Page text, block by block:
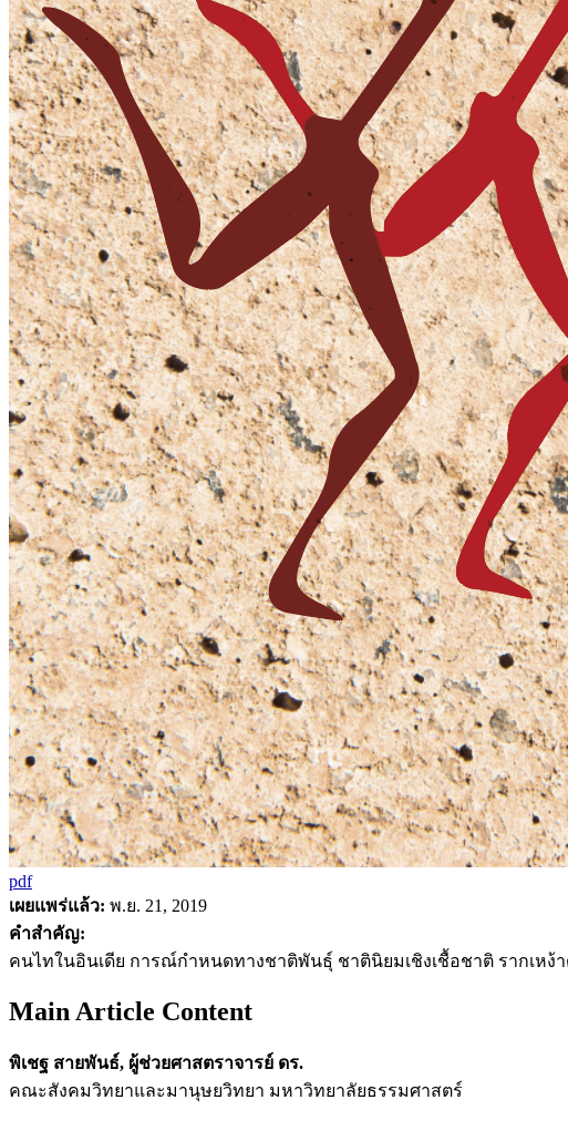
pdf
เผยแพร่แล้ว: พ.ย. 21, 2019
คำสำคัญ:
คนไทในอินเดีย การณ์กำหนดทางชาติพันธุ์ ชาตินิยมเชิงเชื้อชาติ รากเหง้า
Main Article Content
พิเชฐ สายพันธ์, ผู้ช่วยศาสตราจารย์ ดร.
คณะสังคมวิทยาและมานุษยวิทยา มหาวิทยาลัยธรรมศาสตร์